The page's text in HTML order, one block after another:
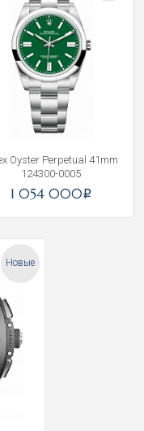
Oyster Perpetual 41mm
124300-0005
1 054 000i
Новые